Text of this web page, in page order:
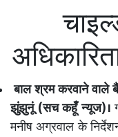
बाल श्रम करवाने वाले
झुंझुनूं (सच कहूँ न्यूज)।
मनीष अग्रवाल के